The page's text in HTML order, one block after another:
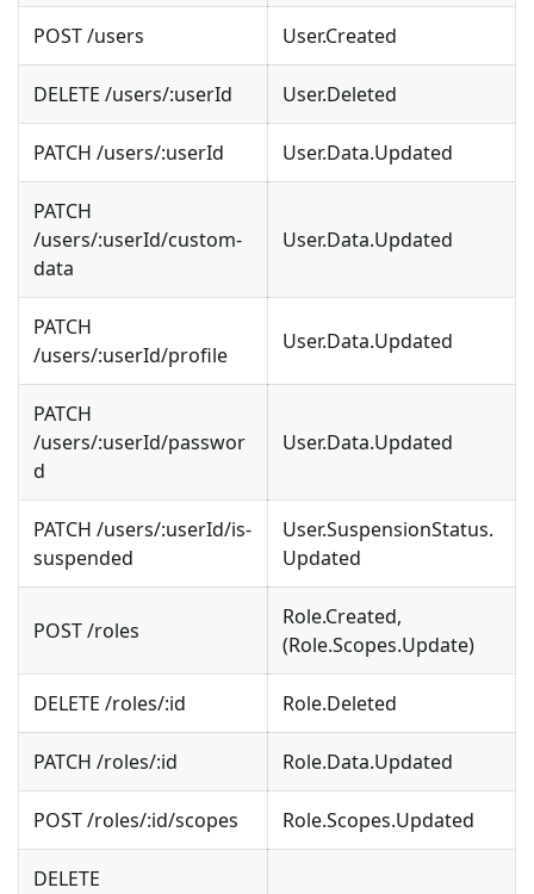
POST /users User.Created
DELETE /users/:userId User.Deleted
PATCH /users/:userId User.Data.Updated
PATCH
/users/:userId/custom-
data
User.Data.Updated
PATCH
/users/:userId/profile
User.Data.Updated
PATCH
/users/:userId/passwor
d
User.Data.Updated
PATCH /users/:userId/is-
suspended
User.SuspensionStatus.
Updated
POST /roles
Role.Created,
(Role.Scopes.Update)
DELETE /roles/:id Role.Deleted
PATCH /roles/:id Role.Data.Updated
POST /roles/:id/scopes Role.Scopes.Updated
DELETE